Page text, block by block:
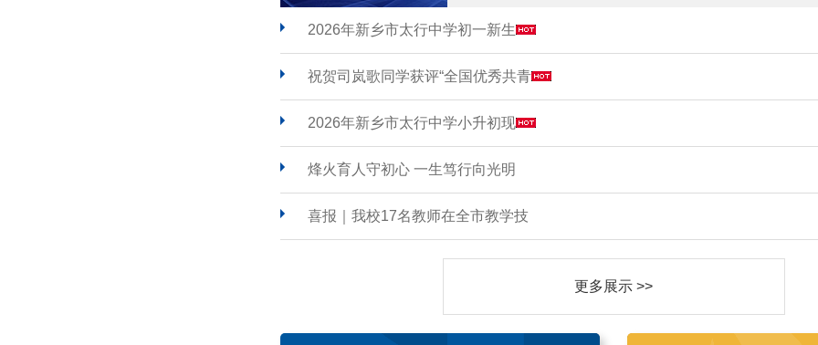
2026年新乡市太行中学初一新生
祝贺司岚歌同学获评“全国优秀共青
2026年新乡市太行中学小升初现
烽火育人守初心 一生笃行向光明
喜报｜我校17名教师在全市教学技
更多展示 >>